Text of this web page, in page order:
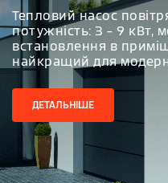
Тепловий насос
потужність: 3 – 9 кВт,
встановлення в
найкращий для
ДЕТАЛЬНІШЕ